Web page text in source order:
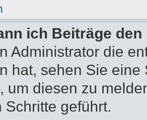
ich Beiträge
Administrator die
hat, sehen Sie
um diesen zu
Schritte geführt.